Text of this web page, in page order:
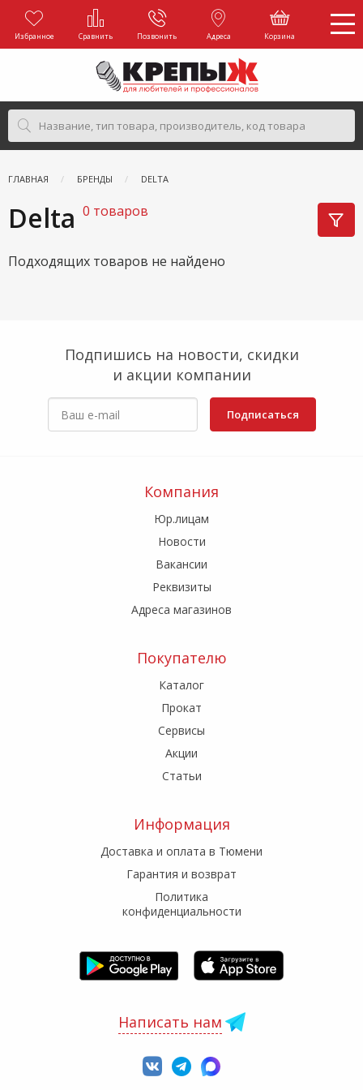
Избранное Сравнить Позвонить Адреса Корзина
ГЛАВНАЯ БРЕНДЫ DELTA
Delta 0 товаров
Подходящих товаров не найдено
Подпишись на новости, скидки
и акции компании
Подписаться
Компания
Юр.лицам
Новости
Вакансии
Реквизиты
Адреса магазинов
Покупателю
Каталог
Прокат
Сервисы
Акции
Статьи
Информация
Доставка и оплата в Тюмени
Гарантия и возврат
Политика
конфиденциальности
Написать нам